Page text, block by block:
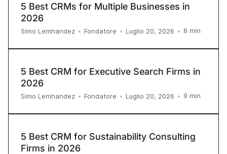
5 Best CRMs for Multiple Businesses in
2026
Simo Lemhandez • Fondatore • Luglio 20, 2026 • 8 min
5 Best CRM for Executive Search Firms in
2026
Simo Lemhandez • Fondatore • Luglio 20, 2026 • 9 min
5 Best CRM for Sustainability Consulting
Firms in 2026